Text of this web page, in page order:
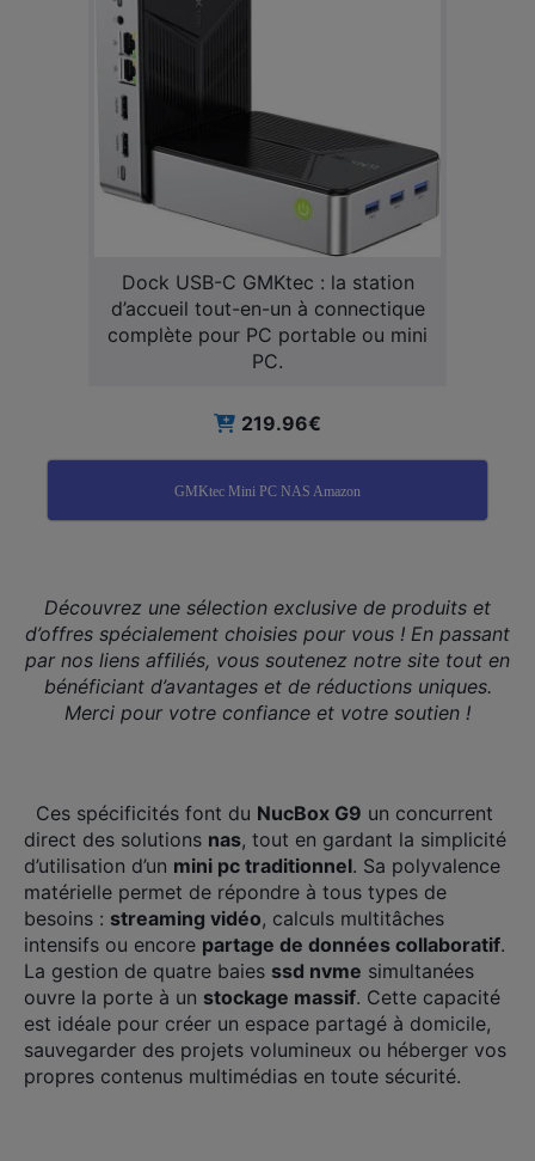
Dock USB-C GMKtec : la station
d’accueil tout-en-un à connectique
complète pour PC portable ou mini
PC.
219.96€
GMKtec Mini PC NAS Amazon
Découvrez une sélection exclusive de produits et
d’offres spécialement choisies pour vous ! En passant
par nos liens affiliés, vous soutenez notre site tout en
bénéficiant d’avantages et de réductions uniques.
Merci pour votre confiance et votre soutien !
Ces spécificités font du NucBox G9 un concurrent
direct des solutions nas, tout en gardant la simplicité
d’utilisation d’un mini pc traditionnel. Sa polyvalence
matérielle permet de répondre à tous types de
besoins : streaming vidéo, calculs multitâches
intensifs ou encore partage de données collaboratif.
La gestion de quatre baies ssd nvme simultanées
ouvre la porte à un stockage massif. Cette capacité
est idéale pour créer un espace partagé à domicile,
sauvegarder des projets volumineux ou héberger vos
propres contenus multimédias en toute sécurité.